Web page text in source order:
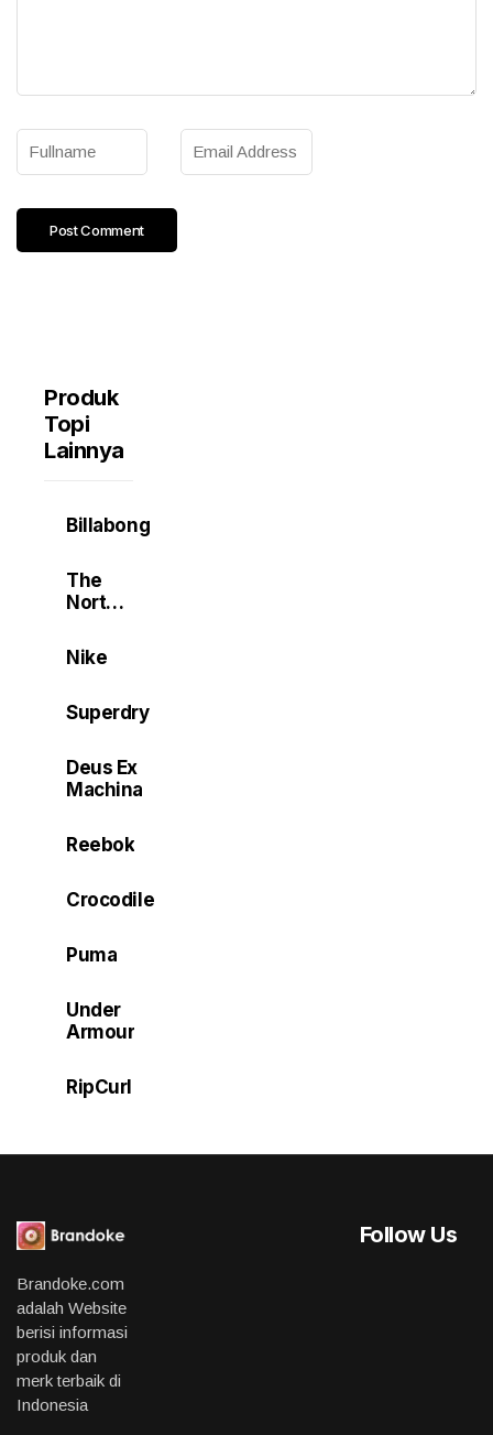
Produk
Topi
Lainnya
Billabong
The
North
Nike
Superdry
Deus Ex
Machina
Reebok
Crocodile
Puma
Under
Armour
RipCurl
Brandoke.com
adalah Website
berisi informasi
produk dan
merk terbaik di
Indonesia
Follow Us